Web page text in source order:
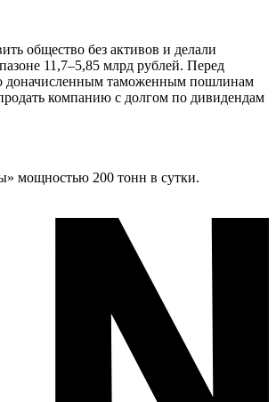
общество без активов и делали
11,7–5,85 млрд рублей. Перед
доначисленным таможенным пошлинам
компанию с долгом по дивидендам
мощностью 200 тонн в сутки.